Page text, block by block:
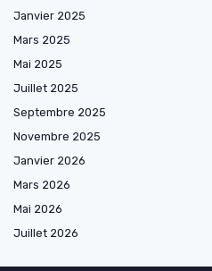
Janvier 2025
Mars 2025
Mai 2025
Juillet 2025
Septembre 2025
Novembre 2025
Janvier 2026
Mars 2026
Mai 2026
Juillet 2026